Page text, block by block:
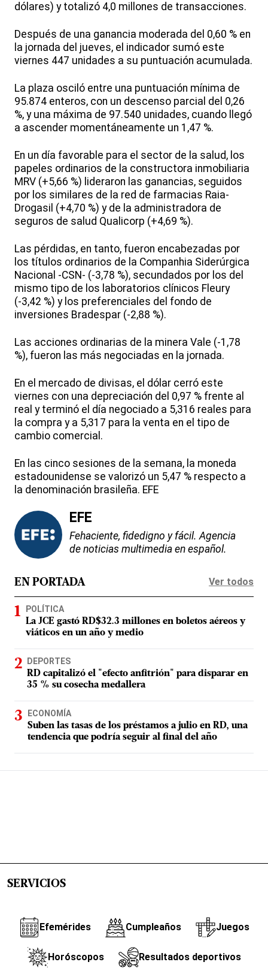
dólares) y totalizó 4,0 millones de transacciones.
Después de una ganancia moderada del 0,60 % en
la jornada del jueves, el indicador sumó este
viernes 447 unidades a su puntuación acumulada.
La plaza osciló entre una puntuación mínima de
95.874 enteros, con un descenso parcial del 0,26
%, y una máxima de 97.540 unidades, cuando llegó
a ascender momentáneamente un 1,47 %.
En un día favorable para el sector de la salud, los
papeles ordinarios de la constructora inmobiliaria
MRV (+5,66 %) lideraron las ganancias, seguidos
por los similares de la red de farmacias Raia-
Drogasil (+4,70 %) y de la administradora de
seguros de salud Qualicorp (+4,69 %).
Las pérdidas, en tanto, fueron encabezadas por
los títulos ordinarios de la Companhia Siderúrgica
Nacional -CSN- (-3,78 %), secundados por los del
mismo tipo de los laboratorios clínicos Fleury
(-3,42 %) y los preferenciales del fondo de
inversiones Bradespar (-2,88 %).
Las acciones ordinarias de la minera Vale (-1,78
%), fueron las más negociadas en la jornada.
En el mercado de divisas, el dólar cerró este
viernes con una depreciación del 0,97 % frente al
real y terminó el día negociado a 5,316 reales para
la compra y a 5,317 para la venta en el tipo de
cambio comercial.
En las cinco sesiones de la semana, la moneda
estadounidense se valorizó un 5,47 % respecto a
la denominación brasileña. EFE
EFE
Fehaciente, fidedigno y fácil. Agencia
de noticias multimedia en español.
EN PORTADA Ver todos
POLÍTICA
La JCE gastó RD$32.3 millones en boletos aéreos y
viáticos en un año y medio
DEPORTES
RD capitalizó el "efecto anfitrión" para disparar en
35 % su cosecha medallera
ECONOMÍA
Suben las tasas de los préstamos a julio en RD, una
tendencia que podría seguir al final del año
SERVICIOS
Efemérides Cumpleaños Juegos
Horóscopos Resultados deportivos